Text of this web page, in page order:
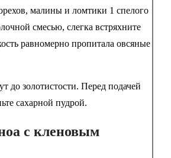
малины и ломтики 1 спелого
смесью, слегка встряхните
равномерно пропитала овсяные
до золотистости. Перед подачей
сахарной пудрой.
с кленовым